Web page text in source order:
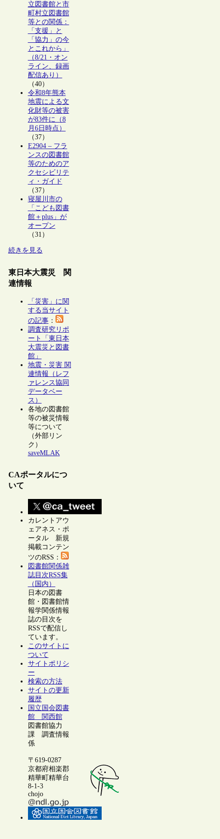
立図書館と市
町村立図書館
等との関係：
「支援」と
「協力」の今
とこれから」
（8/21・オン
ライン、録画
配信あり）
（40）
令和8年熊本
地震による文
化財等の被害
が83件に（8
月6日時点）
（37）
E2904 – フラ
ンスの図書館
等のためのア
クセシビリテ
ィ・ガイド
（37）
寝屋川市の
「こども図書
館＋plus」が
オープン
（31）
続きを見る
東日本大震災 関
連情報
「災害」に関
する当サイト
の記事：
調査研究リポ
ート「東日本
大震災と図書
館」
地震・災害 関
連情報（レフ
ァレンス協同
データベー
ス）
各地の図書館
等の被災情報
等について
（外部リン
ク）
saveMLAK
CAポータルにつ
いて
カレントアウ
ェアネス・ポ
ータル 新規
掲載コンテン
ツのRSS：
図書館関係雑
誌目次RSS集
（国内）
日本の図書
館・図書館情
報学関係情報
誌の目次を
RSSで配信し
ています。
このサイトに
ついて
サイトポリシ
ー
検索の方法
サイトの更新
履歴
国立国会図書
館 関西館
図書館協力
課 調査情報
係
〒619-0287
京都府相楽郡
精華町精華台
8-1-3
chojo